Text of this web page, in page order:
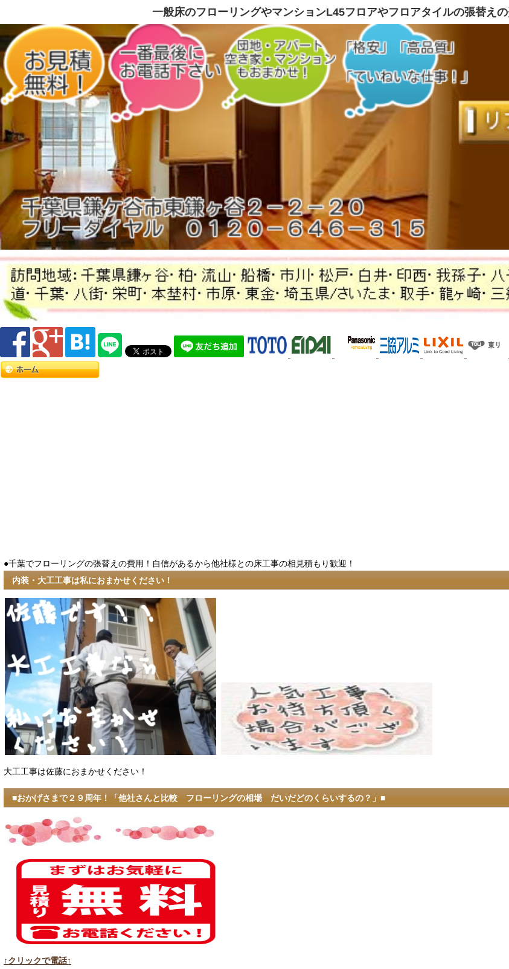
一般床のフローリングやマンションL45フロアやフロアタイルの張替え
●千葉でフローリングの張替えの費用！自信があるから他社様との床工事の相見積もり歓迎！
内装・大工工事は私におまかせください！
大工工事は佐藤におまかせください！
■おかげさまで２９周年！「他社さんと比較 フローリングの相場 だいだどのくらいするの？」■
↑クリックで電話↑